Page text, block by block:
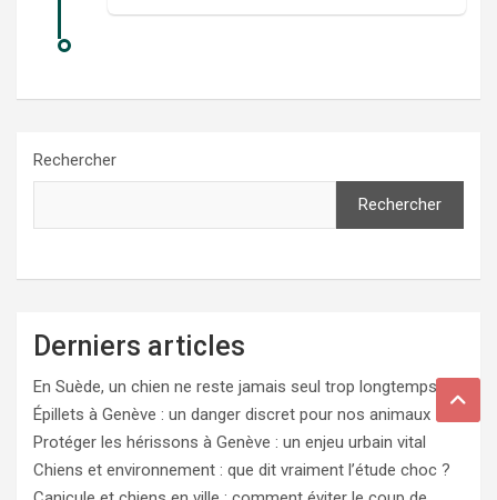
Rechercher
Rechercher
Derniers articles
En Suède, un chien ne reste jamais seul trop longtemps
Épillets à Genève : un danger discret pour nos animaux
Protéger les hérissons à Genève : un enjeu urbain vital
Chiens et environnement : que dit vraiment l’étude choc ?